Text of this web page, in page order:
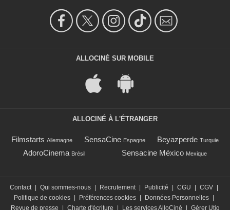
ALLOCINÉ SUR MOBILE
ALLOCINÉ À L'ÉTRANGER
Filmstarts Allemagne SensaCine Espagne Beyazperde Turquie
AdoroCinema Brésil Sensacine México Mexique
Contact Qui sommes-nous Recrutement Publicité CGU CGV
Politique de cookies
Préférences cookies Données Personnelles
Revue de presse
Charte d'écriture Les services AlloCiné Gérer Utiq